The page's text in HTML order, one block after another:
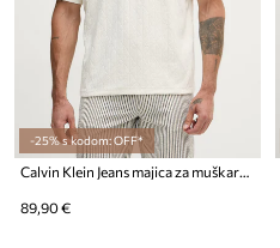
-25% s kodom: OFF*
Calvin Klein Jeans majica za muškarce od pamuka
89,90 €